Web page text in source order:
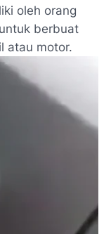
oleh orang
berbuat
atau motor.